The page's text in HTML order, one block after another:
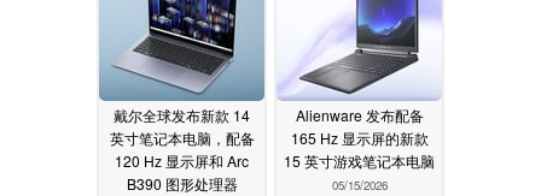
戴尔全球发布新款 14
英寸笔记本电脑，配备
120 Hz 显示屏和 Arc
B390 图形处理器
Alienware 发布配备
165 Hz 显示屏的新款
15 英寸游戏笔记本电脑
05/15/2026